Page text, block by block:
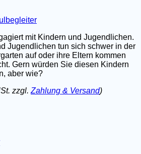
mit Kindern und Jugendlichen.
Jugendlichen tun sich schwer in der
auf oder ihre Eltern kommen
Gern würden Sie diesen Kindern
aber wie?
zzgl. Zahlung & Versand)